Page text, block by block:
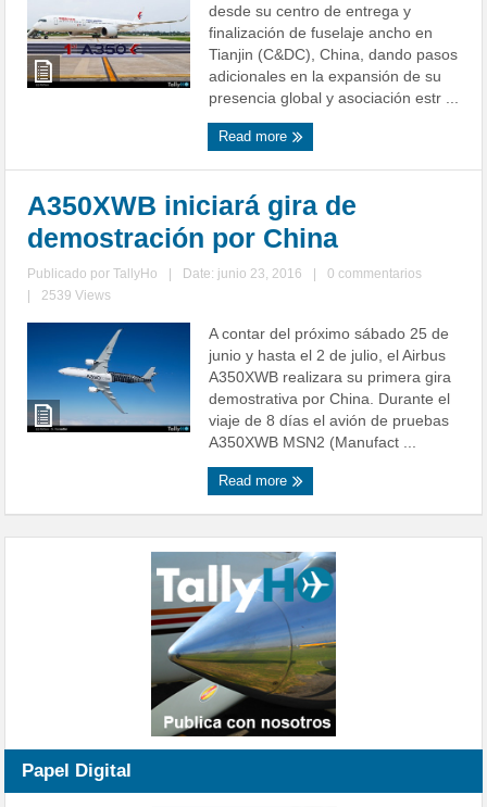
desde su centro de entrega y
finalización de fuselaje ancho en
Tianjin (C&DC), China, dando pasos
adicionales en la expansión de su
presencia global y asociación estr ...
Read more
A350XWB iniciará gira de
demostración por China
Publicado porTallyHo Date: junio 23, 2016
0 commentarios
2539 Views
A contar del próximo sábado 25 de
junio y hasta el 2 de julio, el Airbus
A350XWB realizara su primera gira
demostrativa por China. Durante el
viaje de 8 días el avión de pruebas
A350XWB MSN2 (Manufact ...
Read more
Papel Digital